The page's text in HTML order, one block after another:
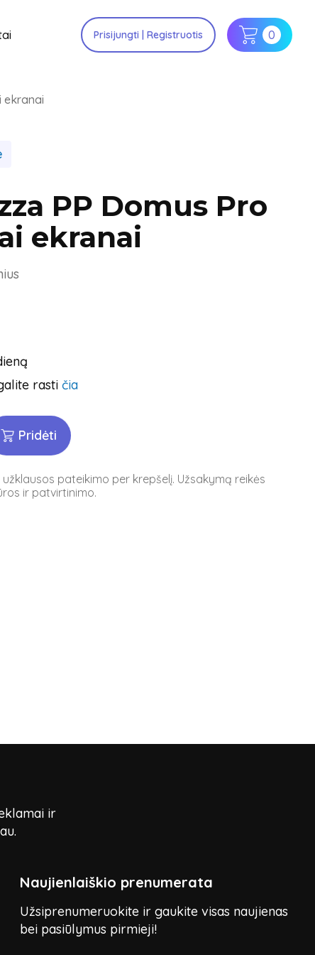
Prisijungti | Registruotis 0
ekranai
PP Domus Pro
ekranai
rasti čia
Pridėti
pateikimo per krepšelį. Užsakymą reikės
ir patvirtinimo.
ir
Naujienlaiškio prenumerata
Užsiprenumeruokite ir gaukite visas naujienas
bei pasiūlymus pirmieji!